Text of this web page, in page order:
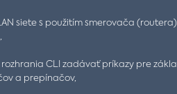
siete s použitím smerovača (routera)
CLI zadávať príkazy pre
a prepínačov,